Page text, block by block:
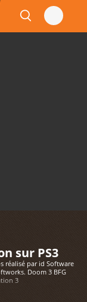
sur PS3
réalisé par id Software
Doom 3 BFG
3